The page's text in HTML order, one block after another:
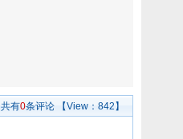
共有0条评论 【View： 842】